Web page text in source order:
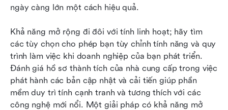
ngày càng lớn một cách hiệu quả.
Khả năng mở rộng đi đôi với tính linh hoạt; hãy tìm
các tùy chọn cho phép bạn tùy chỉnh tính năng và quy
trình làm việc khi doanh nghiệp của bạn phát triển.
Đánh giá hồ sơ thành tích của nhà cung cấp trong việc
phát hành các bản cập nhật và cải tiến giúp phần
mềm duy trì tính cạnh tranh và tương thích với các
công nghệ mới nổi. Một giải pháp có khả năng mở